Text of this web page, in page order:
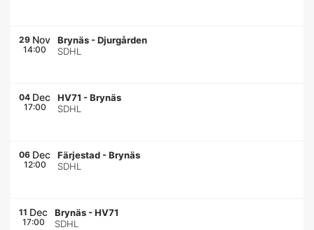
29 Nov
14:00
Brynäs -Djurgården
SDHL
04 Dec
17:00
HV71 -Brynäs
SDHL
06 Dec
12:00
Färjestad -Brynäs
SDHL
11 Dec
17:00
Brynäs -HV71
SDHL